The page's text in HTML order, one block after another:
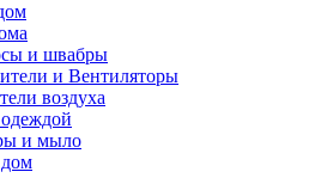
и швабры
и Вентиляторы
воздуха
и мыло